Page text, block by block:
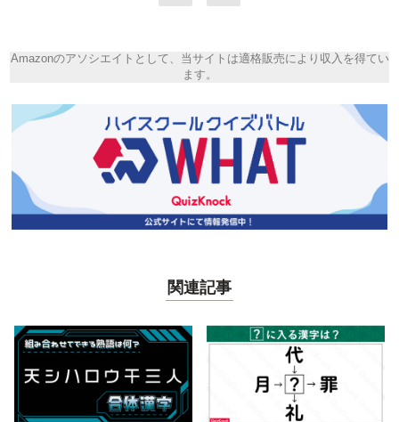
Amazonのアソシエイトとして、当サイトは適格販売により収入を得てい
ます。
関連記事